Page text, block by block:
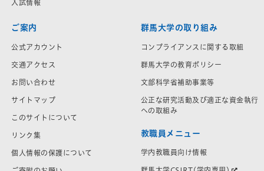
入試情報
ご案内
公式アカウント
交通アクセス
お問い合わせ
サイトマップ
このサイトについて
リンク集
個人情報の保護について
群馬大学の取り組み
コンプライアンスに関する取組
群馬大学の教育ポリシー
文部科学省補助事業等
公正な研究活動及び適正な資金執行
への取組み
教職員メニュー
学内教職員向け情報